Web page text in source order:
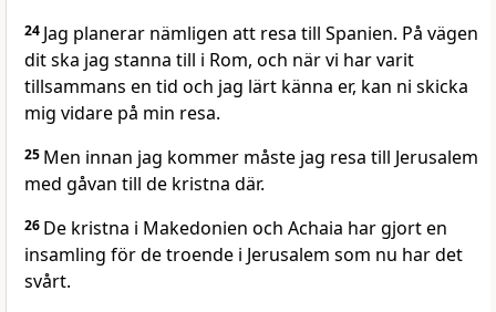
24 Jag planerar nämligen att resa till Spanien. På vägen
dit ska jag stanna till i Rom, och när vi har varit
tillsammans en tid och jag lärt känna er, kan ni skicka
mig vidare på min resa.
25 Men innan jag kommer måste jag resa till Jerusalem
med gåvan till de kristna där.
26 De kristna i Makedonien och Achaia har gjort en
insamling för de troende i Jerusalem som nu har det
svårt.